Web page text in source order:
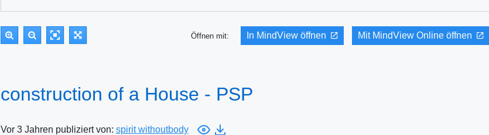
Öffnen mit: In MindView öffnen Mit MindView Online öffnen
construction of a House - PSP
Vor 3 Jahren publiziert von: spirit withoutbody